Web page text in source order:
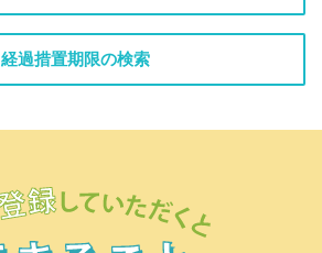
経過措置期限の検索